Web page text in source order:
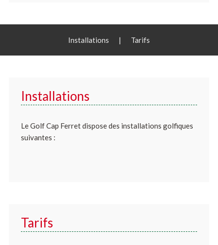
Installations | Tarifs
Installations
Le Golf Cap Ferret dispose des installations golfiques
suivantes :
Tarifs